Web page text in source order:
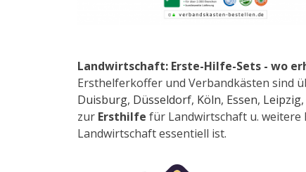
Landwirtschaft: Erste-Hilfe-Sets - wo
Ersthelferkoffer und Verbandkästen sind
Duisburg, Düsseldorf, Köln, Essen, Leipzig,
zur Ersthilfe für Landwirtschaft u. weitere
Landwirtschaft essentiell ist.